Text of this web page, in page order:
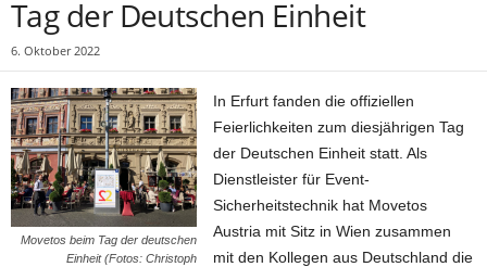
Tag der Deutschen Einheit
6. Oktober 2022
Movetos beim Tag der deutschen
Einheit (Fotos: Christoph
In Erfurt fanden die offiziellen
Feierlichkeiten zum diesjährigen Tag
der Deutschen Einheit statt. Als
Dienstleister für Event-
Sicherheitstechnik hat Movetos
Austria mit Sitz in Wien zusammen
mit den Kollegen aus Deutschland die